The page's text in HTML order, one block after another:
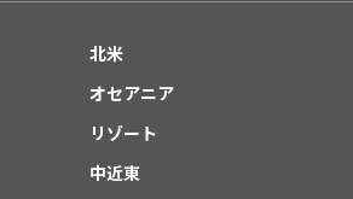
北米
オセアニア
リゾート
中近東